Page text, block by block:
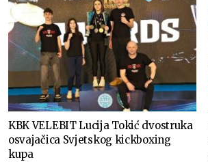
KBK VELEBIT Lucija Tokić dvostruka
osvajačica Svjetskog kickboxing
kupa